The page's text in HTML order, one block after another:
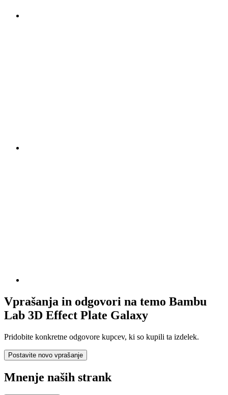
Vprašanja in odgovori na temo Bambu
Lab 3D Effect Plate Galaxy
Pridobite konkretne odgovore kupcev, ki so kupili ta izdelek.
Postavite novo vprašanje
Mnenje naših strank